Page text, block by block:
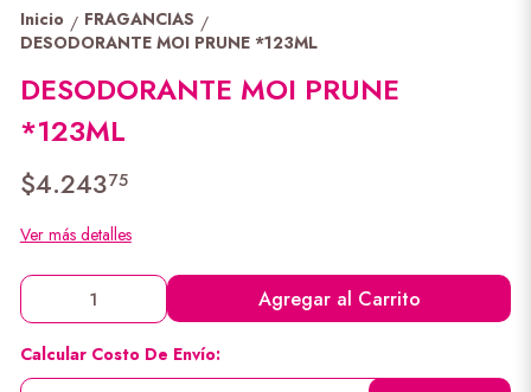
Inicio / FRAGANCIAS /
DESODORANTE MOI PRUNE *123ML
DESODORANTE MOI PRUNE
*123ML
$4.24375
Ver más detalles
Agregar al Carrito
Calcular Costo De Envío: